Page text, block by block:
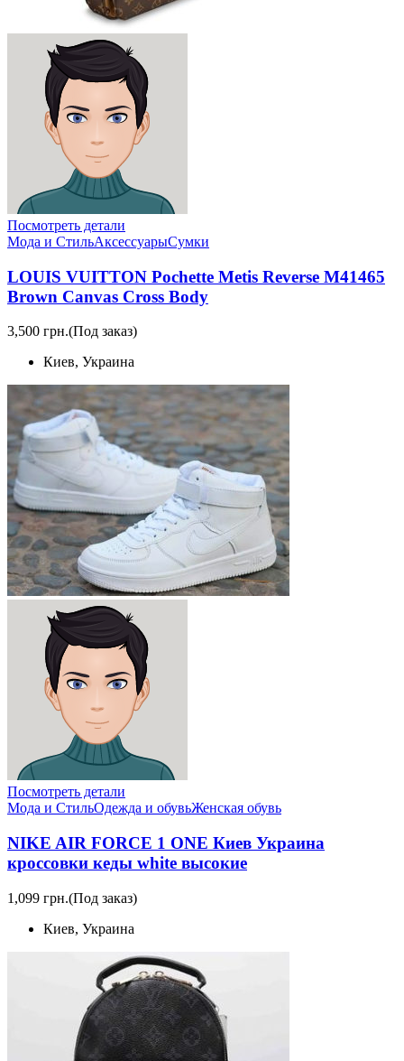
Посмотреть детали
Мода и СтильАксессуарыСумки
LOUIS VUITTON Pochette Metis Reverse M41465
Brown Canvas Cross Body
3,500 грн.(Под заказ)
Киев, Украина
Посмотреть детали
Мода и СтильОдежда и обувьЖенская обувь
NIKE AIR FORCE 1 ONE Киев Украина
кроссовки кеды white высокие
1,099 грн.(Под заказ)
Киев, Украина